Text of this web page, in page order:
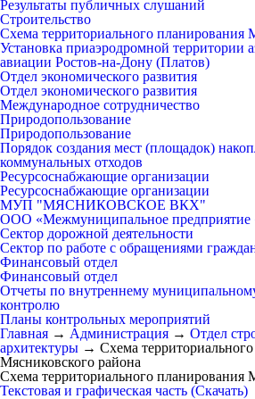
Результаты публичных слушаний
Строительство
Схема территориального планирования
Установка приаэродромной территории
авиации Ростов-на-Дону (Платов)
Отдел экономического развития
Отдел экономического развития
Международное сотрудничество
Природопользование
Природопользование
Порядок создания мест (площадок)
коммунальных отходов
Ресурсоснабжающие организации
Ресурсоснабжающие организации
МУП "МЯСНИКОВСКОЕ ВКХ"
ООО «Межмуниципальное предприятие
Сектор дорожной деятельности
Сектор по работе с обращениями
Финансовый отдел
Финансовый отдел
Отчеты по внутреннему
контролю
Планы контрольных мероприятий
Главная → Администрация → Отдел
архитектуры → Схема
Мясниковского района
Схема территориального планирования
Текстовая и графическая часть (Скачать)